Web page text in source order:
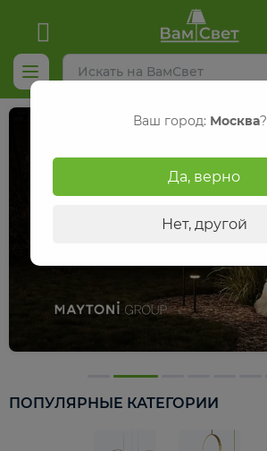
ПОПУЛЯРНЫЕ КАТЕГОРИИ
Ваш город: Москва?
Да, верно
Нет, другой